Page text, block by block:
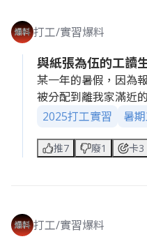
痛到不行。 那天一下
了，真的太硬，根本
天，但超難忘，現在
後，我再也不敢找有
說我終於知道家裡的
主動幫忙洗碗，因為
媽媽還說我是超級爛
打工/實習爆料
與紙張為伍的工讀
某一年的暑假，因為
被分配到離我家滿近
月。我要做的工作大
說輕鬆。不過或許有
只是有時我還是會在
2025打工實習 暑
推7 廢1 卡3
打工/實習爆料